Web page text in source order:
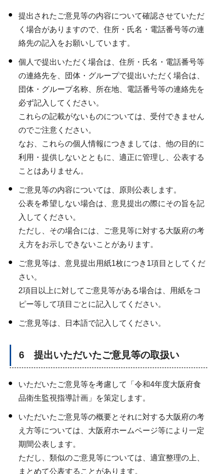
提出されたご意見等の内容について確認させていただ
く場合がありますので、住所・氏名・電話番号等の連
絡先の記入をお願いしています。
個人で提出いただく場合は、住所・氏名・電話番号等
の連絡先を、団体・グループで提出いただく場合は、
団体・グループ名称、所在地、電話番号等の連絡先を
必ず記入してください。
これらの記載がないものについては、受付できません
のでご注意ください。
なお、これらの個人情報につきましては、他の目的に
利用・提供しないとともに、適正に管理し、公表する
ことはありません。
ご意見等の内容については、原則公表します。
公表を希望しない場合は、意見提出の際にその旨を記
入してください。
ただし、その場合には、ご意見等に対する大阪府の考
え方をお示しできないことがあります。
ご意見等は、意見提出用紙1枚につき1項目としてくだ
さい。
2項目以上に対してご意見等がある場合は、用紙をコ
ピー等して項目ごとに記入してください。
ご意見等は、日本語で記入してください。
6 提出いただいたご意見等の取扱い
いただいたご意見等を考慮して「令和4年度大阪府食
品衛生監視指導計画」を策定します。
いただいたご意見等の概要とそれに対する大阪府の考
え方等については、大阪府ホームページ等により一定
期間公表します。
ただし、類似のご意見等については、適宜整理の上、
まとめて公表することがあります。